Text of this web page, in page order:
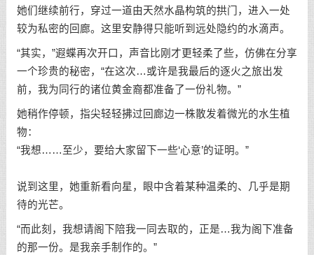
她们继续前行，穿过一道由天然水晶构筑的拱门，进入一处
较为私密的回廊。这里安静得只能听到远处隐约的水滴声。
“其实，”遐蝶再次开口，声音比刚才更轻柔了些，仿佛在分享
一个珍贵的秘密，“在这次…或许是我最后的逐火之旅出发
前，我为同行的诸位黄金裔都准备了一份礼物。”
她稍作停顿，指尖轻轻拂过回廊边一株散发着微光的水生植
物：
“我想……至少，要给大家留下一些‘心意’的证明。”
说到这里，她重新看向星，眼中含着某种温柔的、几乎是期
待的光芒。
“而此刻，我想请阁下陪我一同去取的，正是…我为阁下准备
的那一份。是我亲手制作的。”